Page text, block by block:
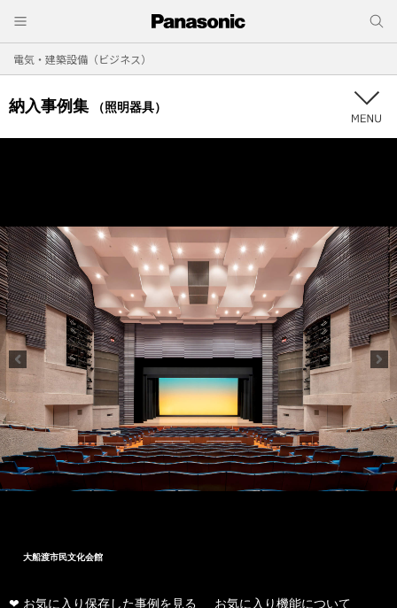
電気・建築設備（ビジネス）
納入事例集 （照明器具）
大船渡市民文化会館
❤ お気に入り保存した事例を見る お気に入り機能について